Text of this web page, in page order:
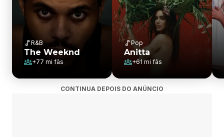
R&B
The Weeknd
+77 mi fãs
Pop
Anitta
+61 mi fãs
CONTINUA DEPOIS DO ANÚNCIO